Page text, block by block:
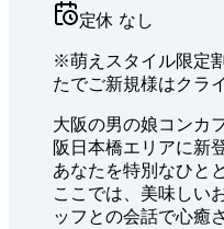
定休 なし
※萌えスタイル限定
たでご新規様はクラ
大阪の男の娘コンカ
阪日本橋エリアに新
あなたを特別なひと
ここでは、美味しい
ッフとの会話で心癒